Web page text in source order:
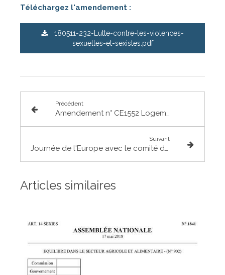
Téléchargez l'amendement :
180511-232-Lutte-contre-les-violences-
sexuelles-et-sexistes.pdf
Précédent
Amendement n° CE1552 Logement, aménagement et numérique
Suivant
Journée de l'Europe avec le comité de jumelage de Saint-Alban
Articles similaires